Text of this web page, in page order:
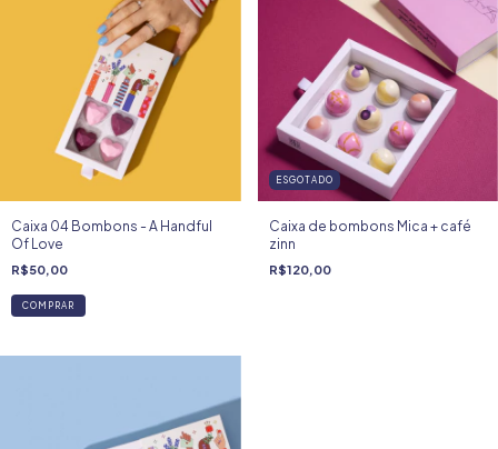
Caixa 04 Bombons - A Handful
Of Love
R$50,00
COMPRAR
ESGOTADO
Caixa de bombons Mica + café
zinn
R$120,00